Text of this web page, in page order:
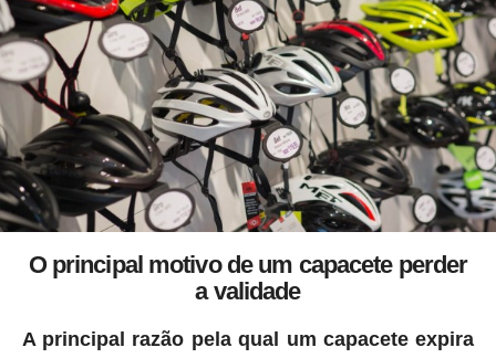
O principal motivo de um capacete perder
a validade
A principal razão pela qual um capacete expira